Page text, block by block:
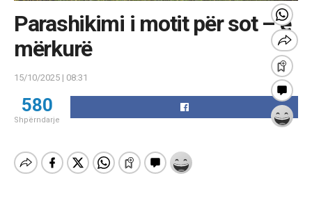
Parashikimi i motit për sot – e
mërkurë
15/10/2025 | 08:31
580
Shpërndarje